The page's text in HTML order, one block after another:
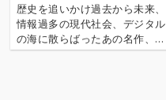
歴史を追いかけ過去から未来、
情報過多の現代社会、デジタル
の海に散らばったあの名作、こ
の名作たちをひとつにまとめる